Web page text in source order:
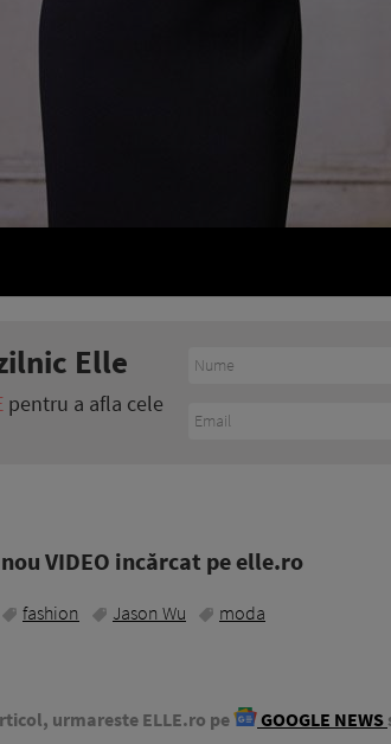
Elle
pentru a afla cele
VIDEO incărcat pe elle.ro
fashion Jason Wu moda
urmareste ELLE.ro pe GOOGLE NEWS